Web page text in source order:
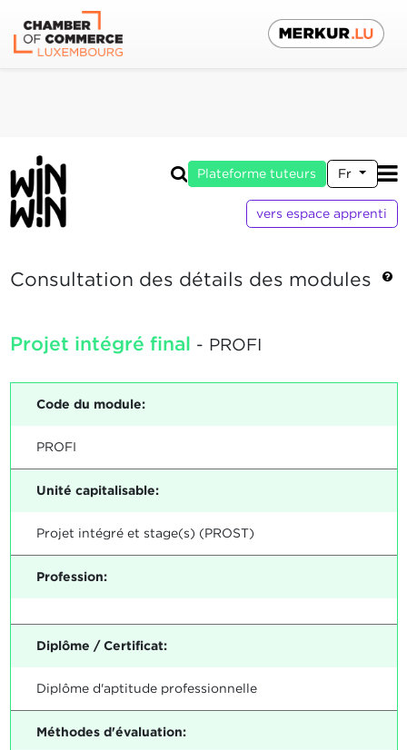
Plateforme tuteurs Fr
vers espace apprenti
Consultation des détails des modules
Projet intégré final - PROFI
Code du module:
PROFI
Unité capitalisable:
Projet intégré et stage(s) (PROST)
Profession:
Diplôme / Certificat:
Diplôme d'aptitude professionnelle
Méthodes d'évaluation: